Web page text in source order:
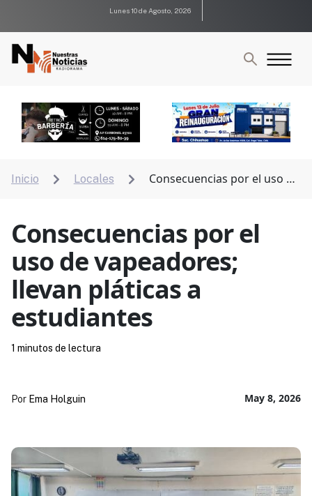
Lunes 10 de Agosto, 2026
Inicio  Locales 
Consecuencias por el uso de
Consecuencias por el
uso de vapeadores;
llevan pláticas a
estudiantes
May 8, 2026
Por Ema Holguin
1 minutos de lectura